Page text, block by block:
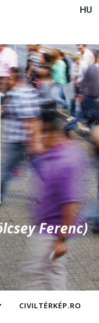
HU
Ferenc)
CIVILTÉRKÉP.RO